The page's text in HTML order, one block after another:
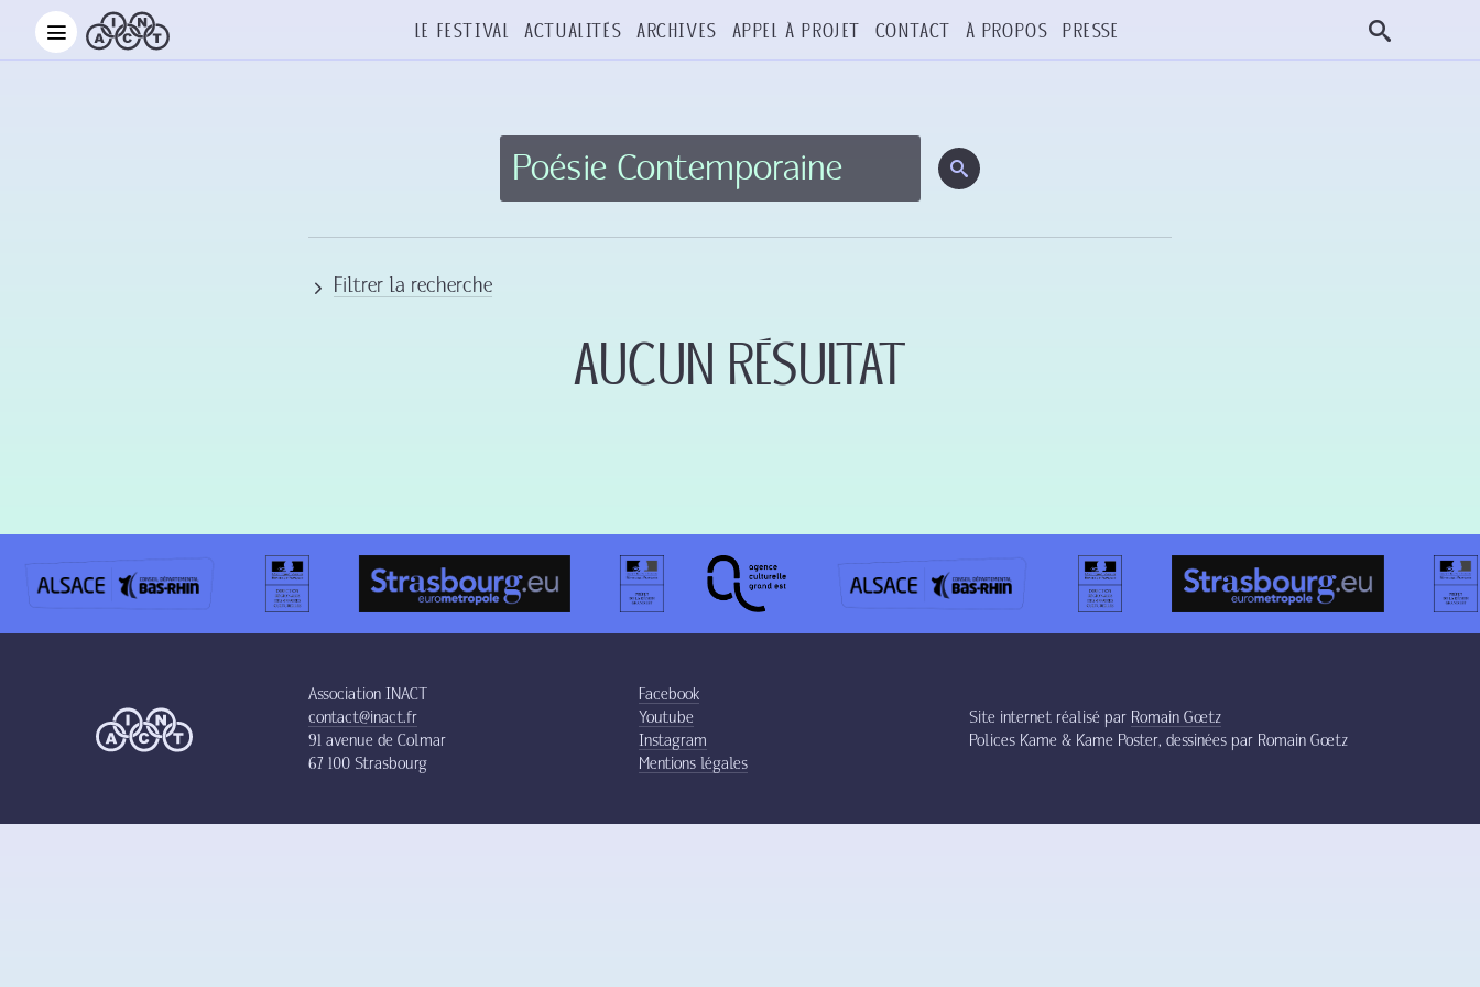
Le Festival Actualités Archives Appel à projet Contact À propos Presse
Filtrer la recherche
Aucun résultat
Association INACT
contact@inact.fr
91 avenue de Colmar
67 100 Strasbourg
Facebook
Youtube
Instagram
Mentions légales
Site internet réalisé par Romain Gœtz
Polices Kame & Kame Poster, dessinées par Romain Gœtz